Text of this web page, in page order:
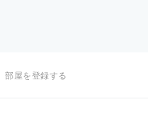
部屋を登録する